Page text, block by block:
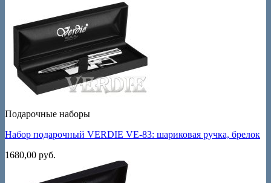
Подарочные наборы
Набор подарочный VERDIE VE-83: шариковая ручка, брелок
1680,00 руб.